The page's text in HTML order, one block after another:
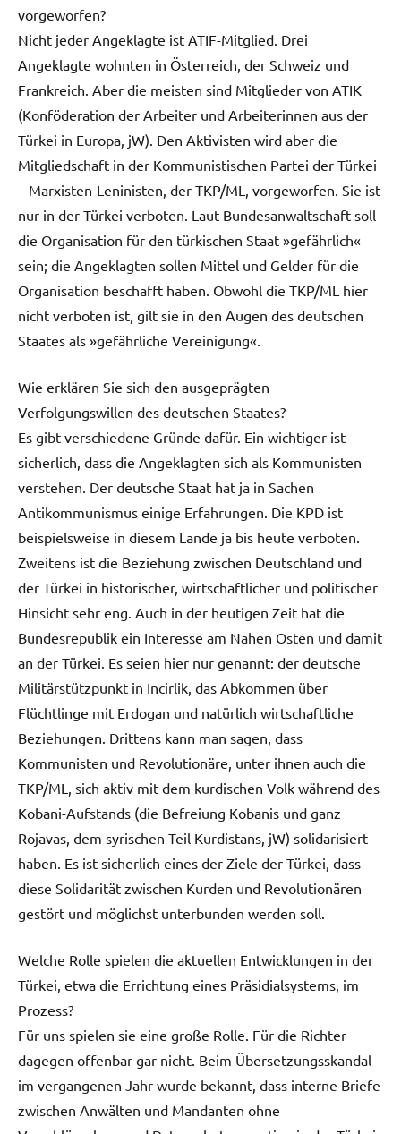
vorgeworfen?
Nicht jeder Angeklagte ist ATIF-Mitglied. Drei
Angeklagte wohnten in Österreich, der Schweiz und
Frankreich. Aber die meisten sind Mitglieder von ATIK
(Konföderation der Arbeiter und Arbeiterinnen aus der
Türkei in Europa, jW). Den Aktivisten wird aber die
Mitgliedschaft in der Kommunistischen Partei der Türkei
– Marxisten-Leninisten, der TKP/ML, vorgeworfen. Sie ist
nur in der Türkei verboten. Laut Bundesanwaltschaft soll
die Organisation für den türkischen Staat »gefährlich«
sein; die Angeklagten sollen Mittel und Gelder für die
Organisation beschafft haben. Obwohl die TKP/ML hier
nicht verboten ist, gilt sie in den Augen des deutschen
Staates als »gefährliche Vereinigung«.
Wie erklären Sie sich den ausgeprägten
Verfolgungswillen des deutschen Staates?
Es gibt verschiedene Gründe dafür. Ein wichtiger ist
sicherlich, dass die Angeklagten sich als Kommunisten
verstehen. Der deutsche Staat hat ja in Sachen
Antikommunismus einige Erfahrungen. Die KPD ist
beispielsweise in diesem Lande ja bis heute verboten.
Zweitens ist die Beziehung zwischen Deutschland und
der Türkei in historischer, wirtschaftlicher und politischer
Hinsicht sehr eng. Auch in der heutigen Zeit hat die
Bundesrepublik ein Interesse am Nahen Osten und damit
an der Türkei. Es seien hier nur genannt: der deutsche
Militärstützpunkt in Incirlik, das Abkommen über
Flüchtlinge mit Erdogan und natürlich wirtschaftliche
Beziehungen. Drittens kann man sagen, dass
Kommunisten und Revolutionäre, unter ihnen auch die
TKP/ML, sich aktiv mit dem kurdischen Volk während des
Kobani-Aufstands (die Befreiung Kobanis und ganz
Rojavas, dem syrischen Teil Kurdistans, jW) solidarisiert
haben. Es ist sicherlich eines der Ziele der Türkei, dass
diese Solidarität zwischen Kurden und Revolutionären
gestört und möglichst unterbunden werden soll.
Welche Rolle spielen die aktuellen Entwicklungen in der
Türkei, etwa die Errichtung eines Präsidialsystems, im
Prozess?
Für uns spielen sie eine große Rolle. Für die Richter
dagegen offenbar gar nicht. Beim Übersetzungsskandal
im vergangenen Jahr wurde bekannt, dass interne Briefe
zwischen Anwälten und Mandanten ohne